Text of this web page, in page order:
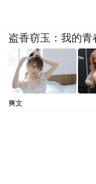
盗香窃玉：我的青
爽文